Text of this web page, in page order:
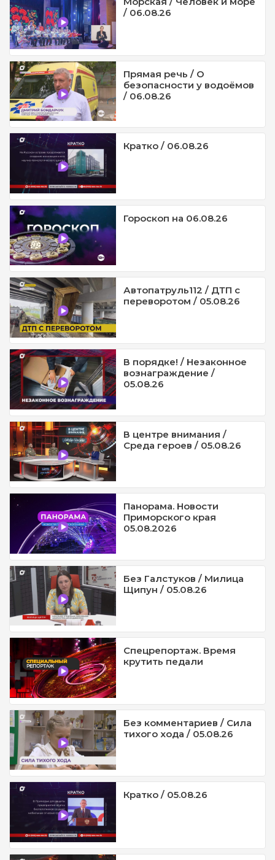
/ 06.08.26
Прямая речь / О
безопасности у водоёмов
/ 06.08.26
Кратко / 06.08.26
Гороскоп на 06.08.26
Автопатруль112 / ДТП с
переворотом / 05.08.26
В порядке! / Незаконное
вознаграждение /
05.08.26
В центре внимания /
Среда героев / 05.08.26
Панорама. Новости
Приморского края
05.08.2026
Без Галстуков / Милица
Щипун / 05.08.26
Спецрепортаж. Время
крутить педали
Без комментариев / Сила
тихого хода / 05.08.26
Кратко / 05.08.26